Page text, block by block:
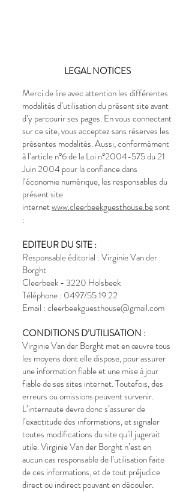
LEGAL NOTICES
Merci de lire avec attention les différentes
modalités d’utilisation du présent site avant
d’y parcourir ses pages. En vous connectant
sur ce site, vous acceptez sans réserves les
présentes modalités. Aussi, conformément
à l’article n°6 de la Loi n°2004-575du 21
Juin 2004 pour la confiance dans
l’économie numérique, les responsables du
présent site
internetwww.cleerbeekguesthouse.besont
:
EDITEUR DU SITE :
Responsable éditorial : Virginie Van der
Borght
Cleerbeek - 3220 Holsbeek
Téléphone : 0497/55.19.22
Email : cleerbeekguesthouse@gmail.com
CONDITIONS D’UTILISATION :
Virginie Van der Borght met en œuvre tous
les moyens dont elle dispose, pour assurer
une information fiable et une mise à jour
fiable de ses sites internet. Toutefois, des
erreurs ou omissions peuvent survenir.
L’internaute devra donc s’assurer de
l’exactitude des informations, et signaler
toutes modifications du site qu’il jugerait
utile. Virginie Van der Borght n’est en
aucun cas responsable de l’utilisation faite
de ces informations, et de tout préjudice
direct ou indirect pouvant en découler.